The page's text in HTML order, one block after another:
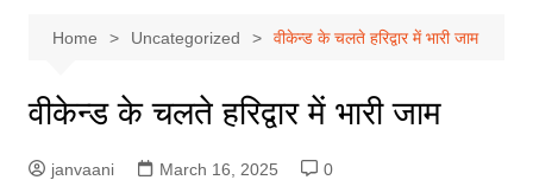
Home Uncategorized वीकेन्ड के चलते हरिद्वार में भारी जाम
वीकेन्ड के चलते हरिद्वार में भारी जाम
janvaani March 16, 2025
0